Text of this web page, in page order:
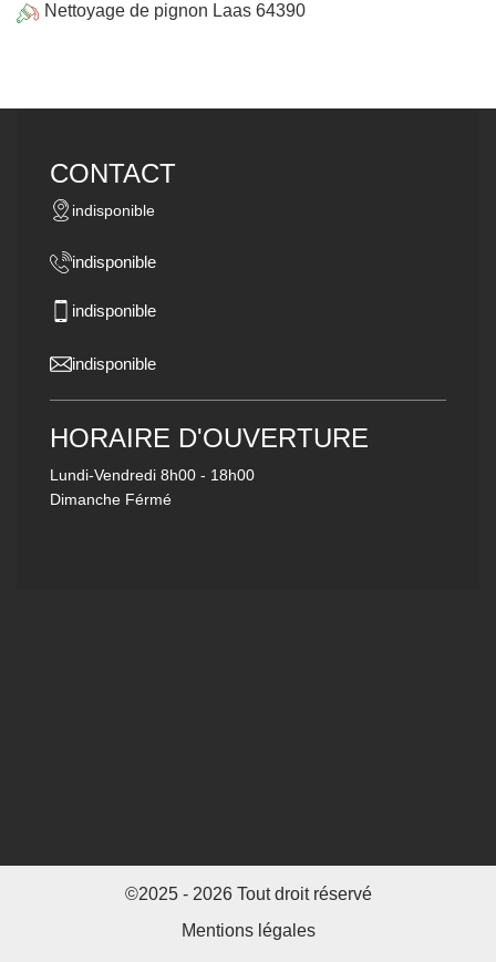
Nettoyage de pignon Laas 64390
CONTACT
indisponible
indisponible
indisponible
indisponible
HORAIRE D'OUVERTURE
Lundi-Vendredi 8h00 - 18h00
Dimanche Férmé
©2025 - 2026 Tout droit réservé
Mentions légales